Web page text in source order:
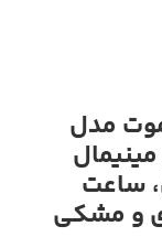
مدل
مینیمال
ساعت
و مشکی